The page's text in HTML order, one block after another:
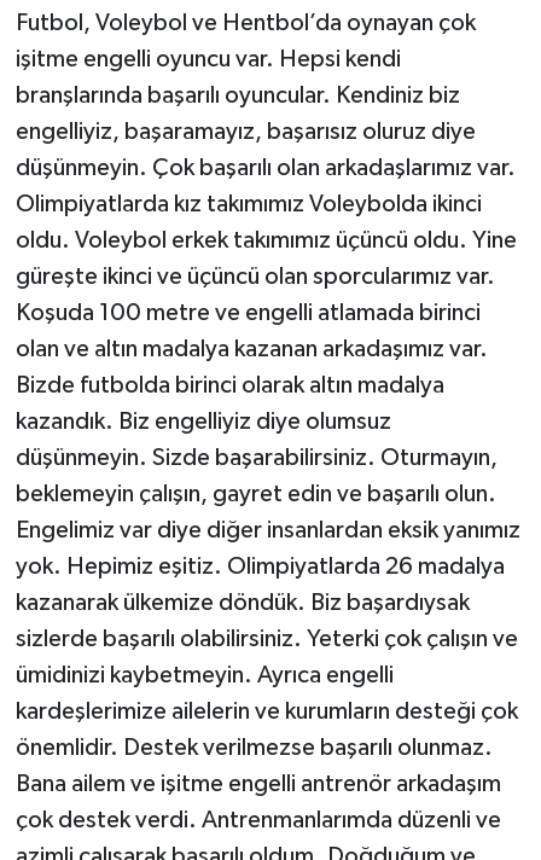
Futbol, Voleybol ve Hentbol’da oynayan çok
işitme engelli oyuncu var. Hepsi kendi
branşlarında başarılı oyuncular. Kendiniz biz
engelliyiz, başaramayız, başarısız oluruz diye
düşünmeyin. Çok başarılı olan arkadaşlarımız var.
Olimpiyatlarda kız takımımız Voleybolda ikinci
oldu. Voleybol erkek takımımız üçüncü oldu. Yine
güreşte ikinci ve üçüncü olan sporcularımız var.
Koşuda 100 metre ve engelli atlamada birinci
olan ve altın madalya kazanan arkadaşımız var.
Bizde futbolda birinci olarak altın madalya
kazandık. Biz engelliyiz diye olumsuz
düşünmeyin. Sizde başarabilirsiniz. Oturmayın,
beklemeyin çalışın, gayret edin ve başarılı olun.
Engelimiz var diye diğer insanlardan eksik yanımız
yok. Hepimiz eşitiz. Olimpiyatlarda 26 madalya
kazanarak ülkemize döndük. Biz başardıysak
sizlerde başarılı olabilirsiniz. Yeterki çok çalışın ve
ümidinizi kaybetmeyin. Ayrıca engelli
kardeşlerimize ailelerin ve kurumların desteği çok
önemlidir. Destek verilmezse başarılı olunmaz.
Bana ailem ve işitme engelli antrenör arkadaşım
çok destek verdi. Antrenmanlarımda düzenli ve